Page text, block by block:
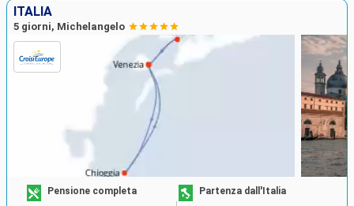
Mesi di partenza
Porti Compagnie
ITALIA
5 giorni, Michelangelo
Pensione completa Partenza dall'Italia